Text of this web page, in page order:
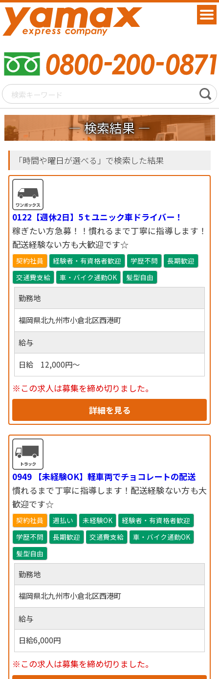
検索結果
「時間や曜日が選べる」で検索した結果
0122【週休2日】5ｔユニック車ドライバー！
稼ぎたい方急募！！慣れるまで丁寧に指導します！
配送経験ない方も大歓迎です☆
契約社員 経験者・有資格者歓迎 学歴不問
長期歓迎
交通費支給
車・バイク通勤OK 髪型自由
勤務地
福岡県北九州市小倉北区西港町
給与
日給 12,000円～
※この求人は募集を締め切りました。
詳細を見る
0949 【未経験OK】軽車両でチョコレートの配送
慣れるまで丁寧に指導します！配送経験ない方も大
歓迎です☆
契約社員 週払い 未経験OK
経験者・有資格者歓迎
学歴不問
長期歓迎 交通費支給
車・バイク通勤OK
髪型自由
勤務地
福岡県北九州市小倉北区西港町
給与
日給6,000円
※この求人は募集を締め切りました。